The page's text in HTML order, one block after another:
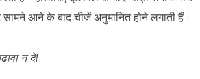
सामने आने के बाद चीजें अनुमानित होने लगाती हैं।
न दे!